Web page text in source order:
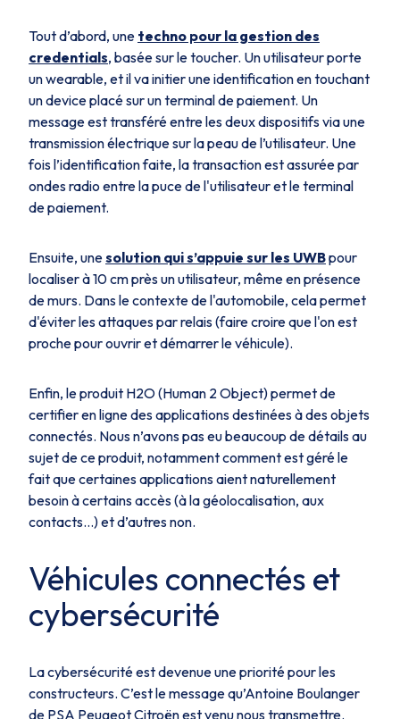
Tout d’abord, une techno pour la gestion des
credentials, basée sur le toucher. Un utilisateur porte
un wearable, et il va initier une identification en touchant
un device placé sur un terminal de paiement. Un
message est transféré entre les deux dispositifs via une
transmission électrique sur la peau de l’utilisateur. Une
fois l’identification faite, la transaction est assurée par
ondes radio entre la puce de l'utilisateur et le terminal
de paiement.
Ensuite, unesolution qui s’appuie sur les UWBpour
localiser à 10 cm près un utilisateur, même en présence
de murs. Dans le contexte de l'automobile, cela permet
d'éviter les attaques par relais (faire croire que l'on est
proche pour ouvrir et démarrer le véhicule).
Enfin, le produit H2O (Human 2 Object) permet de
certifier en ligne des applications destinées à des objets
connectés. Nous n’avons pas eu beaucoup de détails au
sujet de ce produit, notamment comment est géré le
fait que certaines applications aient naturellement
besoin à certains accès (à la géolocalisation, aux
contacts…) et d’autres non.
Véhicules connectés et
cybersécurité
La cybersécurité est devenue une priorité pour les
constructeurs. C’est le message qu’Antoine Boulanger
de PSA Peugeot Citroën est venu nous transmettre.